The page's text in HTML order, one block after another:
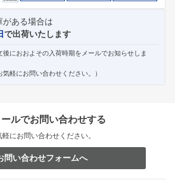
がある場合は
で出荷いたします
におおよその入荷時期をメールでお知らせしま
気軽にお問い合わせください。）
ールでお問い合わせする
軽にお問い合わせください。
問い合わせフォームへ